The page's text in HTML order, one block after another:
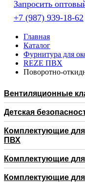
Запросить
+7 (987) 939-18-62
Главная
Каталог
Фурнитура для
REZE ПВХ
Поворотно-
Вентиляционные
Детская
Комплектующие для
ПВХ
Комплектующие
Комплектующие для